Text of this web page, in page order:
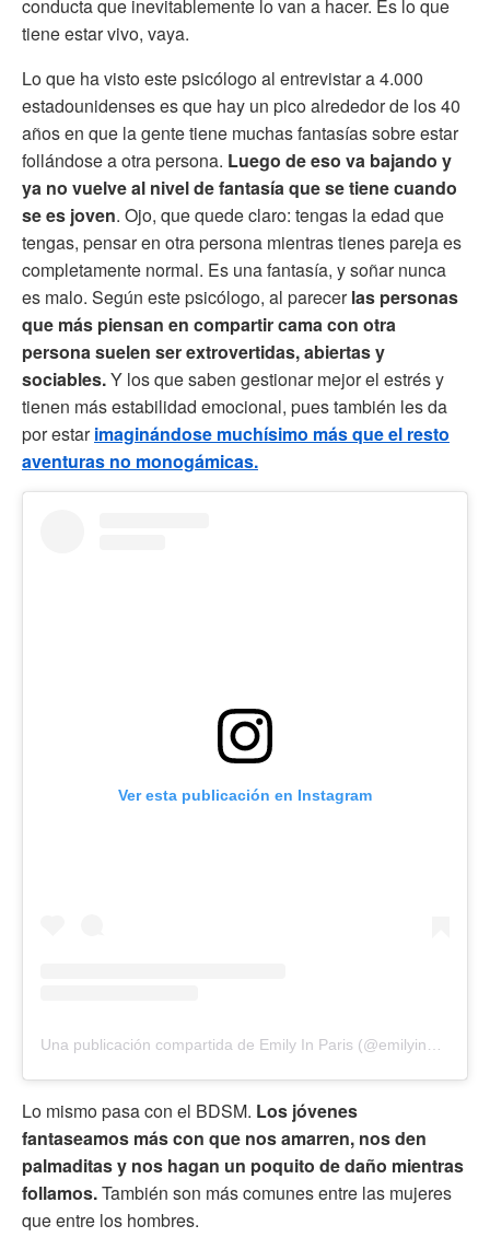
conducta que inevitablemente lo van a hacer. Es lo que
tiene estar vivo, vaya.
Lo que ha visto este psicólogo al entrevistar a 4.000
estadounidenses es que hay un pico alrededor de los 40
años en que la gente tiene muchas fantasías sobre estar
follándose a otra persona. Luego de eso va bajando y
ya no vuelve al nivel de fantasía que se tiene cuando
se es joven. Ojo, que quede claro: tengas la edad que
tengas, pensar en otra persona mientras tienes pareja es
completamente normal. Es una fantasía, y soñar nunca
es malo. Según este psicólogo, al parecerlas personas
que más piensan en compartir cama con otra
persona suelen ser extrovertidas, abiertas y
sociables.Y los que saben gestionar mejor el estrés y
tienen más estabilidad emocional, pues también les da
por estarimaginándose muchísimo más que el resto
aventuras no monogámicas.
Ver esta publicación en Instagram
Lo mismo pasa con el BDSM. Los jóvenes
fantaseamos más con que nos amarren, nos den
palmaditas y nos hagan un poquito de daño mientras
follamos.También son más comunes entre las mujeres
que entre los hombres.